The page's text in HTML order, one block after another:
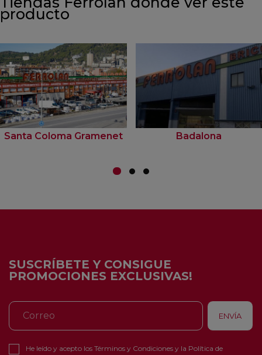
producto
Santa Coloma Gramenet Badalona
SUSCRÍBETE Y CONSIGUE
PROMOCIONES EXCLUSIVAS!
He leído y acepto los Términos y Condiciones y la Política de